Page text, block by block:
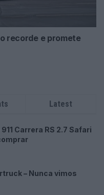
recorde e promete
Latest
Carrera RS 2.7 Safari
– Nunca vimos